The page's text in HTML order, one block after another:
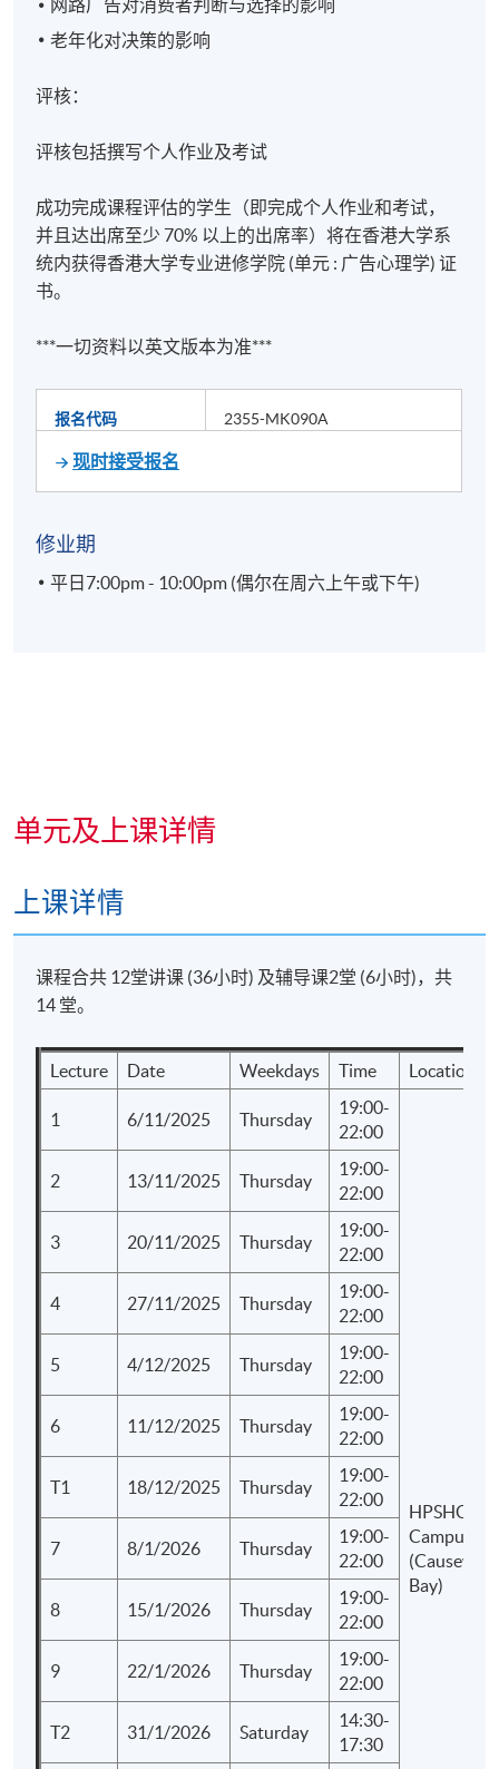
网路广告对消费者判断与选择的影响
老年化对决策的影响
评核：
评核包括撰写个人作业及考试
成功完成课程评估的学生（即完成个人作业和考试，
并且达出席至少 70% 以上的出席率）将在香港大学系
统内获得香港大学专业进修学院 (单元 : 广告心理学) 证
书。
***一切资料以英文版本为准***
报名代码 2355-MK090A
现时接受报名
修业期
平日7:00pm - 10:00pm (偶尔在周六上午或下午)
单元及上课详情
上课详情
课程合共 12堂讲课 (36小时) 及辅导课2堂 (6小时)，共
14 堂。
Lecture Date Weekdays Time Locations
1 6/11/2025 Thursday
19:00-
22:00
HPSHCC
Campus
(Causeway
Bay)
2 13/11/2025 Thursday
19:00-
22:00
3 20/11/2025 Thursday
19:00-
22:00
4 27/11/2025 Thursday
19:00-
22:00
5 4/12/2025 Thursday
19:00-
22:00
6 11/12/2025 Thursday
19:00-
22:00
T1 18/12/2025 Thursday
19:00-
22:00
7 8/1/2026 Thursday
19:00-
22:00
8 15/1/2026 Thursday
19:00-
22:00
9 22/1/2026 Thursday
19:00-
22:00
T2 31/1/2026 Saturday
14:30-
17:30